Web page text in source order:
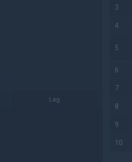
Lag
3
4
5
6
7
8
9
10